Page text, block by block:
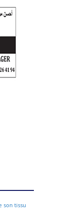
son tissu